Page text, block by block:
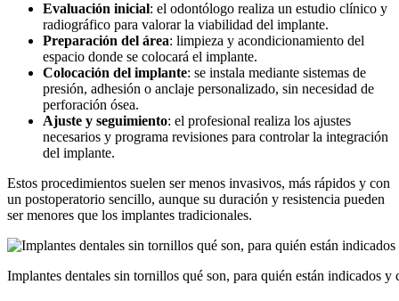
Evaluación inicial: el odontólogo realiza un estudio clínico y
radiográfico para valorar la viabilidad del implante.
Preparación del área: limpieza y acondicionamiento del
espacio donde se colocará el implante.
Colocación del implante: se instala mediante sistemas de
presión, adhesión o anclaje personalizado, sin necesidad de
perforación ósea.
Ajuste y seguimiento: el profesional realiza los ajustes
necesarios y programa revisiones para controlar la integración
del implante.
Estos procedimientos suelen ser menos invasivos, más rápidos y con
un postoperatorio sencillo, aunque su duración y resistencia pueden
ser menores que los implantes tradicionales.
Implantes dentales sin tornillos qué son, para quién están indicados y